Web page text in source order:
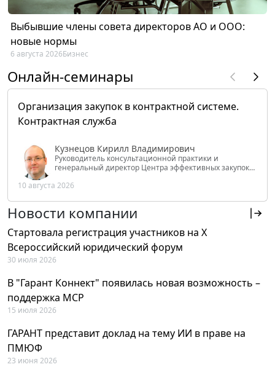
Выбывшие члены совета директоров АО и ООО:
новые нормы
6 августа 2026Бизнес
Онлайн-семинары
Организация закупок в контрактной системе.
Контрактная служба
Кузнецов Кирилл Владимирович
Руководитель консультационной практики и
генеральный директор Центра эффективных закупок
РФ
10 августа 2026
Новости компании
Стартовала регистрация участников на X
Всероссийский юридический форум
30 июля 2026
В "Гарант Коннект" появилась новая возможность –
поддержка MCP
15 июля 2026
ГАРАНТ представит доклад на тему ИИ в праве на
ПМЮФ
23 июня 2026